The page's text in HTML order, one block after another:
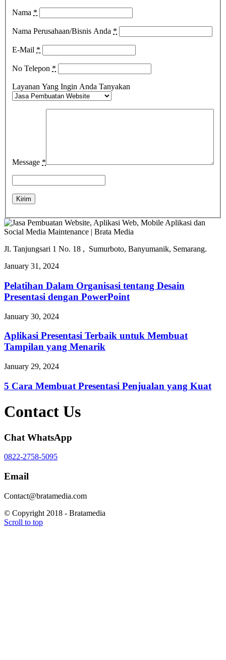
Nama *
Nama Perusahaan/Bisnis Anda *
E-Mail *
No Telepon *
Layanan Yang Ingin Anda Tanyakan
Message *
Jl. Tanjungsari 1 No. 18 , Sumurboto, Banyumanik, Semarang.
January 31, 2024
Pelatihan Dalam Organisasi tentang Desain
Presentasi dengan PowerPoint
January 30, 2024
Aplikasi Presentasi Terbaik untuk Membuat
Tampilan yang Menarik
January 29, 2024
5 Cara Membuat Presentasi Penjualan yang Kuat
Contact Us
Chat WhatsApp
0822-2758-5095
Email
Contact@bratamedia.com
© Copyright 2018 - Bratamedia
Scroll to top